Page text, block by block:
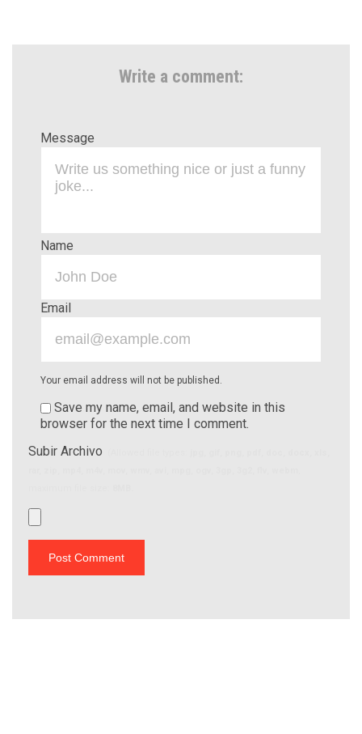
Write a comment:
Message
Name
Email
Your email address will not be published.
Save my name, email, and website in this
browser for the next time I comment.
Subir Archivo